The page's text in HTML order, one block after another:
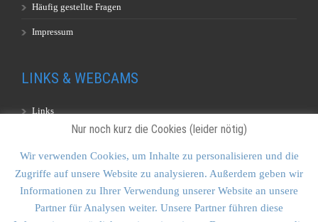
Häufig gestellte Fragen
Impressum
LINKS & WEBCAMS
Links
KONTAKT & SITEMAP
Kontakt
Nur noch kurz die Cookies (leider nötig)
Wir verwenden Cookies, um Inhalte zu personalisieren und die
Zugriffe auf unsere Website zu analysieren. Außerdem geben wir
Informationen zu Ihrer Verwendung unserer Website an unsere
Partner für Analysen weiter. Unsere Partner führen diese